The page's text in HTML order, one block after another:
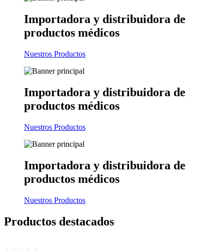
Importadora y distribuidora de
productos médicos
Nuestros Productos
Importadora y distribuidora de
productos médicos
Nuestros Productos
Importadora y distribuidora de
productos médicos
Nuestros Productos
Productos destacados